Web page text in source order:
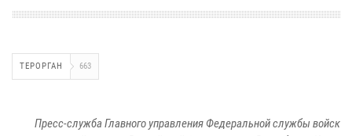
ТЕРОРГАН 663
Пресс-служба Главного управления Федеральной службы войск